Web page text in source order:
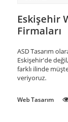
Eskişehir
Firmaları
ASD Tasarım
Eskişehir'de
farklı ilinde
veriyoruz.
Web Tasarım